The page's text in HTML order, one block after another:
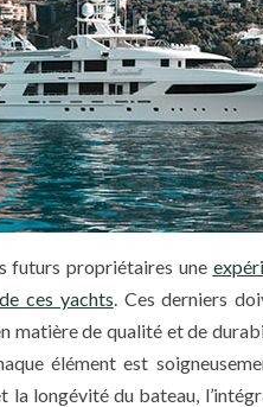
futurs propriétaires une
ces yachts . Ces derniers
matière de qualité et de
élément est
longévité du bateau,